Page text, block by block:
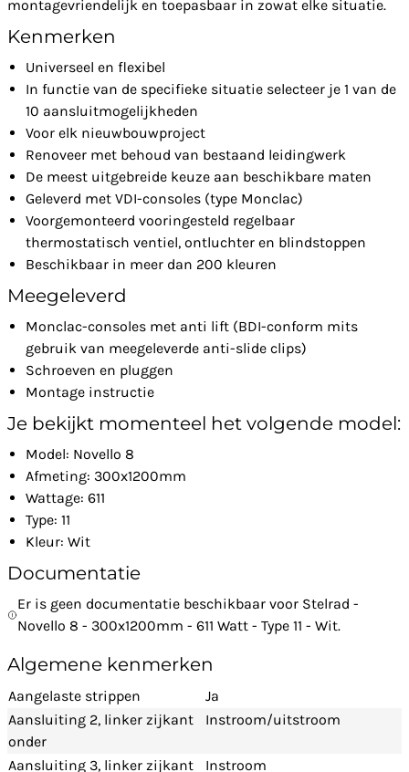
montagevriendelijk en toepasbaar in zowat elke situatie.
Kenmerken
Universeel en flexibel
In functie van de specifieke situatie selecteer je 1 van de
10 aansluitmogelijkheden
Voor elk nieuwbouwproject
Renoveer met behoud van bestaand leidingwerk
De meest uitgebreide keuze aan beschikbare maten
Geleverd met VDI-consoles (type Monclac)
Voorgemonteerd vooringesteld regelbaar
thermostatisch ventiel, ontluchter en blindstoppen
Beschikbaar in meer dan 200 kleuren
Meegeleverd
Monclac-consoles met anti lift (BDI-conform mits
gebruik van meegeleverde anti-slide clips)
Schroeven en pluggen
Montage instructie
Je bekijkt momenteel het volgende model:
Model: Novello 8
Afmeting: 300x1200mm
Wattage: 611
Type: 11
Kleur: Wit
Documentatie
Er is geen documentatie beschikbaar voor Stelrad -
Novello 8 - 300x1200mm - 611 Watt - Type 11 - Wit.
Algemene kenmerken
Aangelaste strippen
Ja
Aansluiting 2, linker zijkant
onder
Instroom/uitstroom
Aansluiting 3, linker zijkant Instroom